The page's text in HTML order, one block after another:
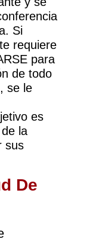
Si
requiere
para
de todo
se le
es
la
sus
De